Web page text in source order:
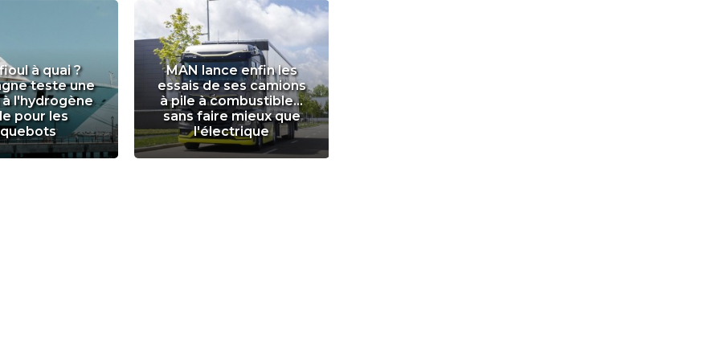
à quai ?
teste une
l'hydrogène
pour les
MAN lance enfin les
essais de ses camions
à pile à combustible...
sans faire mieux que
l'électrique